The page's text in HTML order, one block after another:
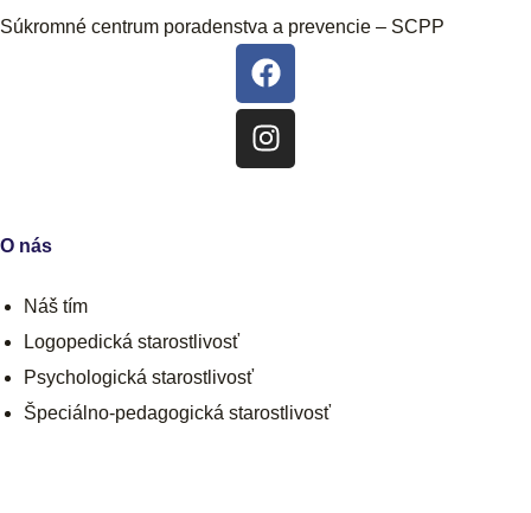
Súkromné centrum poradenstva a prevencie – SCPP
O nás
Náš tím
Logopedická starostlivosť
Psychologická starostlivosť
Špeciálno-pedagogická starostlivosť